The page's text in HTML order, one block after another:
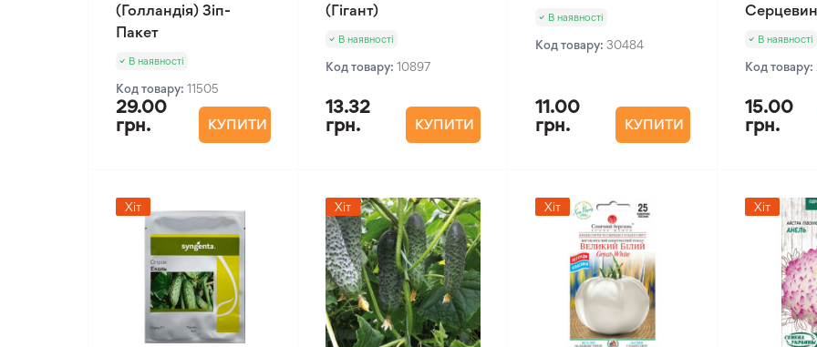
(Голландія) Зіп-
Пакет
В наявності
Код товару: 11505
29.00
грн.
КУПИТИ
(Гігант)
В наявності
Код товару: 10897
13.32
грн.
КУПИТИ
В наявності
Код товару: 30484
11.00
грн.
КУПИТИ
В наявності
Код товару:
15.00
грн.
Хіт Хіт Хіт Хіт